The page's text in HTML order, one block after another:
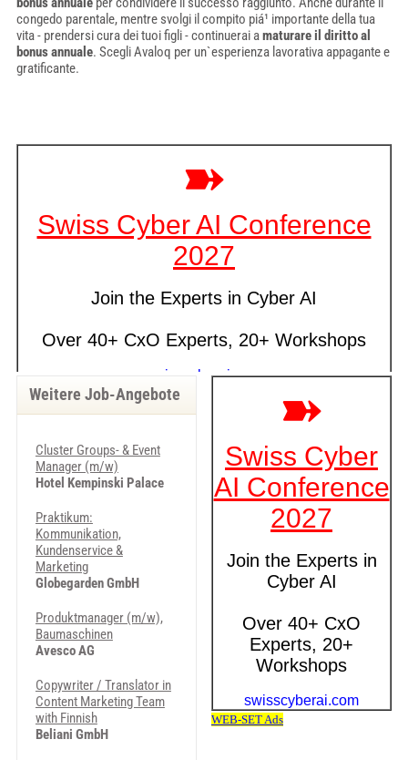
congedo parentale, mentre svolgi il compito piá¹ importante della tua
vita - prendersi cura dei tuoi figli - continuerai amaturare il diritto al
bonus annuale. Scegli Avaloq per un`esperienza lavorativa appagante e
gratificante.
Weitere Job-Angebote
Cluster Groups- & Event
Manager (m/w)
Hotel Kempinski Palace
Praktikum:
Kommunikation,
Kundenservice &
Marketing
Globegarden GmbH
Produktmanager (m/w),
Baumaschinen
Avesco AG
Copywriter / Translator in
Content Marketing Team
with Finnish
Beliani GmbH